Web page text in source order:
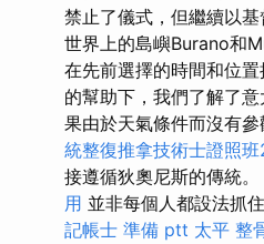
禁止了儀式，但繼續以
世界上的島嶼Burano和
在先前選擇的時間和位置
的幫助下，我們了解了
果由於天氣條件而沒有
統整復推拿技術士證照
接遵循狄奧尼斯的傳統
用 並非每個人都設法抓
記帳士 準備 ptt 太平 整